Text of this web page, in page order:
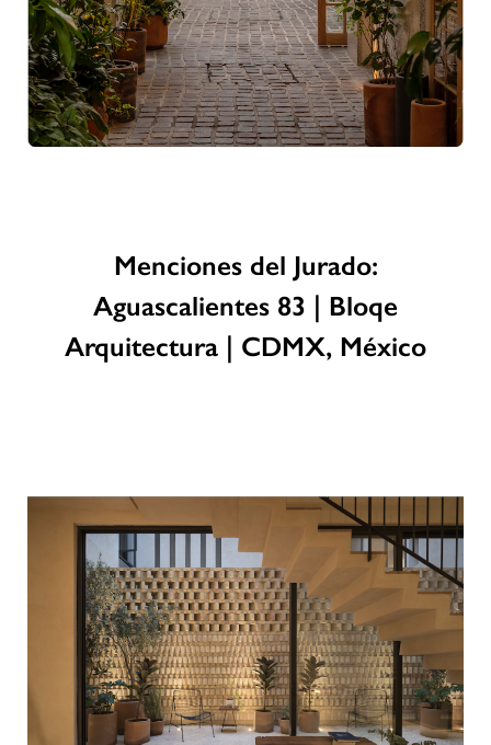
Menciones del Jurado:
Aguascalientes 83 | Bloqe
Arquitectura | CDMX, México